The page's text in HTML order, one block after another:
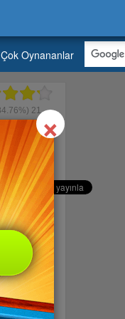
Çok Oynananlar
21×Close